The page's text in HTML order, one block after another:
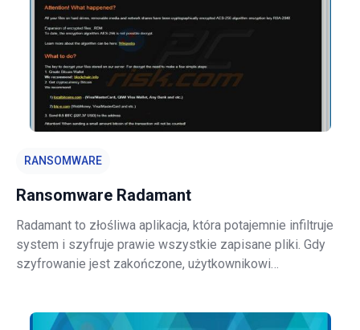
RANSOMWARE
Ransomware Radamant
Radamant to złośliwa aplikacja, która potajemnie infiltruje
system i szyfruje prawie wszystkie zapisane pliki. Gdy
szyfrowanie jest zakończone, użytkownikowi
używany do odszyfrowania plików do